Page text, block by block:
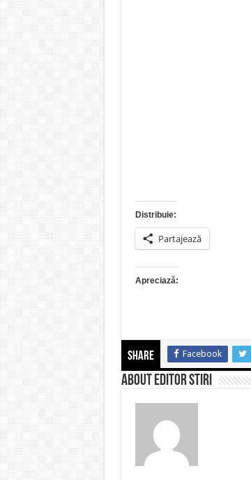
Distribuie:
Partajează
Apreciază:
Share Facebook
About Editor Stiri